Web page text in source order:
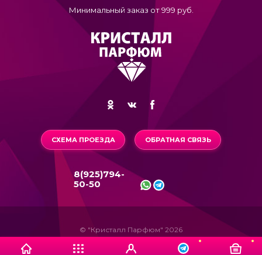
Минимальный заказ от 999 руб.
СХЕМА ПРОЕЗДА ОБРАТНАЯ СВЯЗЬ
8(925)794-
50-50
© "Кристалл Парфюм" 2026